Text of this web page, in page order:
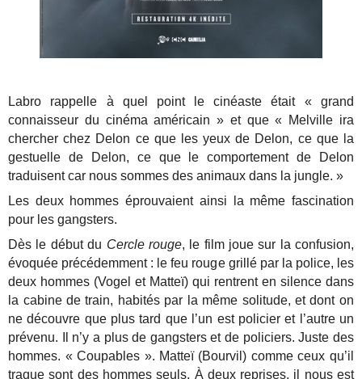
Labro rappelle à quel point le cinéaste était « grand
connaisseur du cinéma américain » et que « Melville ira
chercher chez Delon ce que les yeux de Delon, ce que la
gestuelle de Delon, ce que le comportement de Delon
traduisent car nous sommes des animaux dans la jungle. »
Les deux hommes éprouvaient ainsi la même fascination
pour les gangsters.
Dès le début du Cercle rouge, le film joue sur la confusion,
évoquée précédemment : le feu rouge grillé par la police, les
deux hommes (Vogel et Matteï) qui rentrent en silence dans
la cabine de train, habités par la même solitude, et dont on
ne découvre que plus tard que l’un est policier et l’autre un
prévenu. Il n’y a plus de gangsters et de policiers. Juste des
hommes. « Coupables ». Matteï (Bourvil) comme ceux qu’il
traque sont des hommes seuls. À deux reprises, il nous est